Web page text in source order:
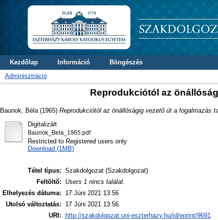
Kezdőlap Információ
Böngészés
Adminisztráció
Reprodukciótól az
Baunok, Béla (1965) Reprodukciótól az önállóságig vezető út a fogalmazás
Digitalizált
Baunok_Bela_1965.pdf
Restricted to Registered users only
Download (1MB)
Tétel típus: Szakdolgozat (Szakdolgozat)
Feltöltő:
Users 1 nincs találat.
Elhelyezés dátuma:
17 Júni 2021 13:56
Utolsó változtatás:
17 Júni 2021 13:56
URI:
http://szakdolgozat.uni-eszterhazy.hu/id/eprint/9691